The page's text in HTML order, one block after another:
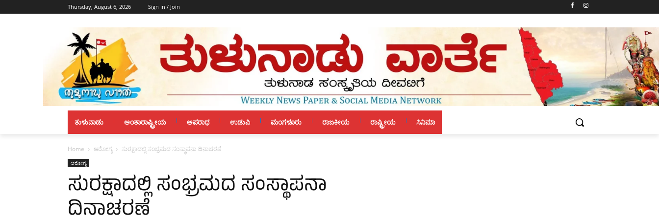
Thursday, August 6, 2026 Sign in / Join
ತುಳುನಾಡು ಅಂತಾರಾಷ್ಟ್ರೀಯ ಅಪರಾಧ ಉಡುಪಿ ಮಂಗಳೂರು ರಾಜಕೀಯ ರಾಷ್ಟ್ರೀಯ ಸಿನಿಮಾ
Home ಆರೋಗ್ಯ ಸುರಕ್ಷಾದಲ್ಲಿ ಸಂಭ್ರಮದ ಸಂಸ್ಥಾಪನಾ ದಿನಾಚರಣೆ
ಆರೋಗ್ಯ
ಸುರಕ್ಷಾದಲ್ಲಿ ಸಂಭ್ರಮದ ಸಂಸ್ಥಾಪನಾ
ದಿನಾಚರಣೆ